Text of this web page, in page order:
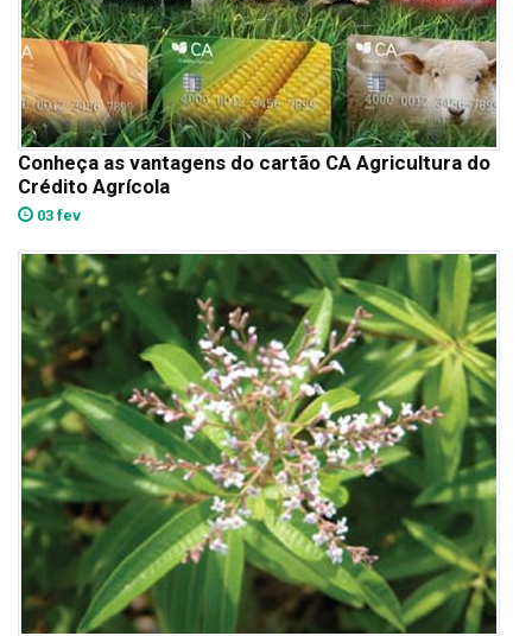
Conheça as vantagens do cartão CA Agricultura do
Crédito Agrícola
03 fev